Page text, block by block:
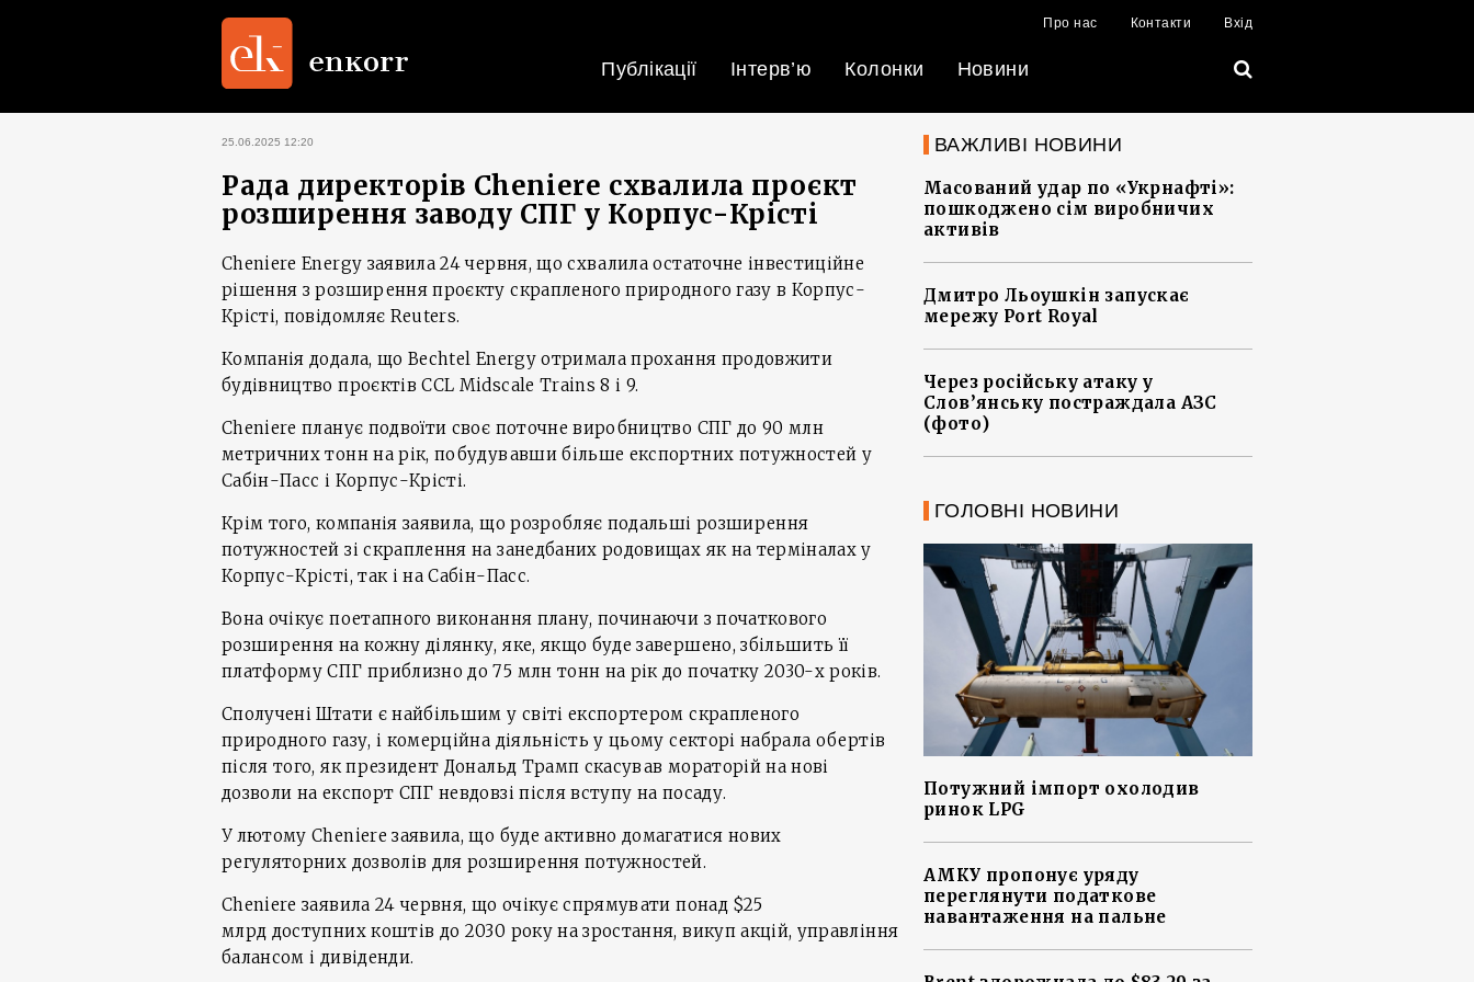
Про нас Контакти Вхід
Публікації Інтерв’ю Колонки Новини
25.06.2025 12:20
Рада директорів Cheniere схвалила проєкт
розширення заводу СПГ у Корпус-Крісті
Cheniere Energy заявила 24 червня, що схвалила остаточне інвестиційне
рішення з розширення проєкту скрапленого природного газу в Корпус-
Крісті, повідомляє Reuters.
Компанія додала, що Bechtel Energy отримала прохання продовжити
будівництво проєктів CCL Midscale Trains 8 і 9.
Cheniere планує подвоїти своє поточне виробництво СПГ до 90 млн
метричних тонн на рік, побудувавши більше експортних потужностей у
Сабін-Пасс і Корпус-Крісті.
Крім того, компанія заявила, що розробляє подальші розширення
потужностей зі скраплення на занедбаних родовищах як на терміналах у
Корпус-Крісті, так і на Сабін-Пасс.
Вона очікує поетапного виконання плану, починаючи з початкового
розширення на кожну ділянку, яке, якщо буде завершено, збільшить її
платформу СПГ приблизно до 75 млн тонн на рік до початку 2030-х років.
Сполучені Штати є найбільшим у світі експортером скрапленого
природного газу, і комерційна діяльність у цьому секторі набрала обертів
після того, як президент Дональд Трамп скасував мораторій на нові
дозволи на експорт СПГ невдовзі після вступу на посаду.
У лютому Cheniere заявила, що буде активно домагатися нових
регуляторних дозволів для розширення потужностей.
Cheniere заявила 24 червня, що очікує спрямувати понад $25
млрд доступних коштів до 2030 року на зростання, викуп акцій, управління
балансом і дивіденди.
ВАЖЛИВІ НОВИНИ
Масований удар по «Укрнафті»:
пошкоджено сім виробничих
активів
Дмитро Льоушкін запускає
мережу Port Royal
Через російську атаку у
Слов’янську постраждала АЗС
(фото)
ГОЛОВНІ НОВИНИ
Потужний імпорт охолодив
ринок LPG
АМКУ пропонує уряду
переглянути податкове
навантаження на пальне